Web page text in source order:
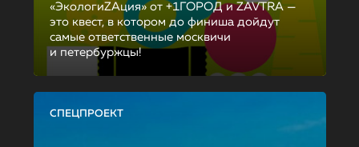
«ЭкологиZAция» от +1ГОРОД и ZAVTRA —
это квест, в котором до финиша дойдут
самые ответственные москвичи
и петербуржцы!
СПЕЦПРОЕКТ